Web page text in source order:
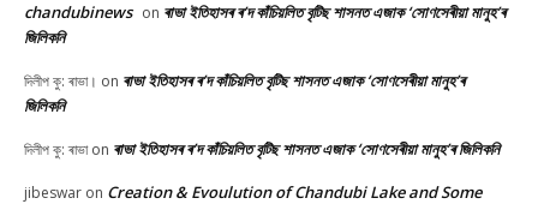
chandubinews on ৰাভা ইতিহাসৰ ৰ’দ কাঁচিয়লিত বৃটিছ শাসনত এজাক ‘সোণসেৰীয়া মানুহ’ৰ
জিলিকনি
দিলীপ কু: ৰাভা। on ৰাভা ইতিহাসৰ ৰ’দ কাঁচিয়লিত বৃটিছ শাসনত এজাক ‘সোণসেৰীয়া মানুহ’ৰ
জিলিকনি
দিলীপ কু: ৰাভাon ৰাভা ইতিহাসৰ ৰ’দ কাঁচিয়লিত বৃটিছ শাসনত এজাক ‘সোণসেৰীয়া মানুহ’ৰ জিলিকনি
jibeswar on Creation & Evoulution of Chandubi Lake and Some